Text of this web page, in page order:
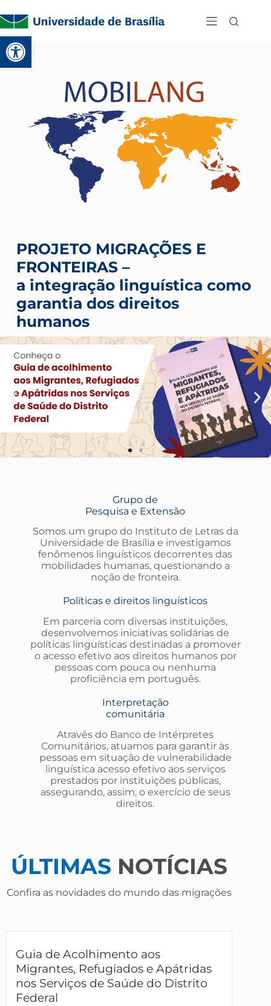
Abrir a barra de
PROJETO MIGRAÇÕES E
FRONTEIRAS –
a integração linguística como
garantia dos direitos
humanos
Grupo de
Pesquisa e Extensão
Somos um grupo do Instituto de Letras da
Universidade de Brasília e investigamos
fenômenos linguísticos decorrentes das
mobilidades humanas, questionando a
noção de fronteira.
Políticas e direitos linguísticos
Em parceria com diversas instituições,
desenvolvemos iniciativas solidárias de
políticas linguísticas destinadas a promover
o acesso efetivo aos direitos humanos por
pessoas com pouca ou nenhuma
proficiência em português.
Interpretação
comunitária
Através do Banco de Intérpretes
Comunitários, atuamos para garantir às
pessoas em situação de vulnerabilidade
linguística acesso efetivo aos serviços
prestados por instituições públicas,
assegurando, assim, o exercício de seus
direitos.
ÚLTIMAS NOTÍCIAS
Confira as novidades do mundo das migrações
Guia de Acolhimento aos
Migrantes, Refugiados e Apátridas
nos Serviços de Saúde do Distrito
Federal